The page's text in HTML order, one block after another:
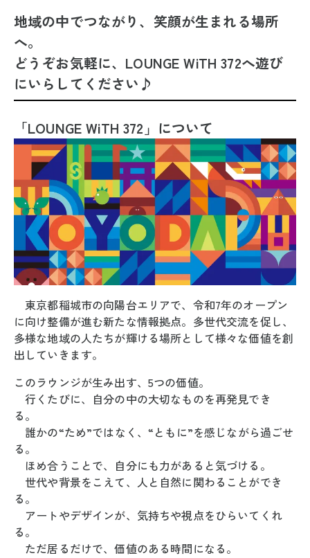
地域の中でつながり、笑顔が生まれる場所
へ。
どうぞお気軽に、LOUNGE WiTH 372へ遊び
にいらしてください♪
「LOUNGE WiTH 372」について
東京都稲城市の向陽台エリアで、令和7年のオープン
に向け整備が進む新たな情報拠点。多世代交流を促し、
多様な地域の人たちが輝ける場所として様々な価値を創
出していきます。
このラウンジが生み出す、5つの価値。
行くたびに、自分の中の大切なものを再発見でき
る。
誰かの“ため”ではなく、“ともに”を感じながら過ごせ
る。
ほめ合うことで、自分にも力があると気づける。
世代や背景をこえて、人と自然に関わることができ
る。
アートやデザインが、気持ちや視点をひらいてくれ
る。
ただ居るだけで、価値のある時間になる。